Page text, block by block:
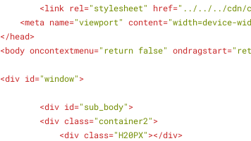
<link rel="stylesheet" href="../../../cdn/
<meta name="viewport" content="width=device-
</head>
<body oncontextmenu="return false" ondragstart=
<div id="window">
<div id="sub_body">
<div class="container2">
<div class="H20PX"></div>